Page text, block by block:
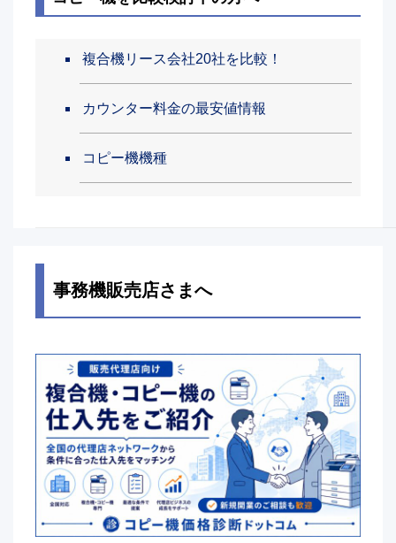
複合機リース会社20社を比較！
カウンター料金の最安値情報
コピー機機種
事務機販売店さまへ